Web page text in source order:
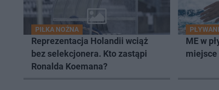
PIŁKA NOŻNA
Reprezentacja Holandii wciąż
bez selekcjonera. Kto zastąpi
Ronalda Koemana?
ME w
miejsce